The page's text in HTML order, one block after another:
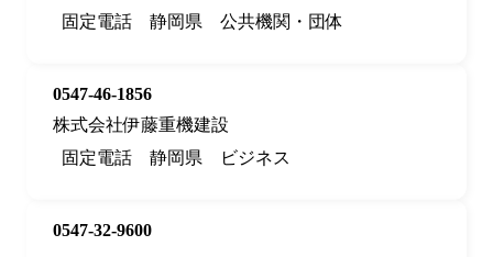
固定電話
静岡県 公共機関・団体
0547-46-1856
株式会社伊藤重機建設
固定電話
静岡県 ビジネス
0547-32-9600